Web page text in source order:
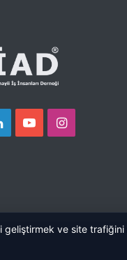
geliştirmek ve site